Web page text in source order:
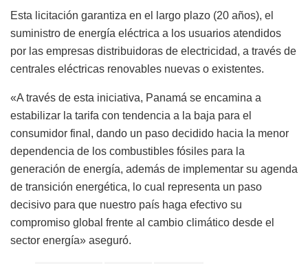
Esta licitación garantiza en el largo plazo (20 años), el
suministro de energía eléctrica a los usuarios atendidos
por las empresas distribuidoras de electricidad, a través de
centrales eléctricas renovables nuevas o existentes.
«A través de esta iniciativa, Panamá se encamina a
estabilizar la tarifa con tendencia a la baja para el
consumidor final, dando un paso decidido hacia la menor
dependencia de los combustibles fósiles para la
generación de energía, además de implementar su agenda
de transición energética, lo cual representa un paso
decisivo para que nuestro país haga efectivo su
compromiso global frente al cambio climático desde el
sector energía» aseguró.